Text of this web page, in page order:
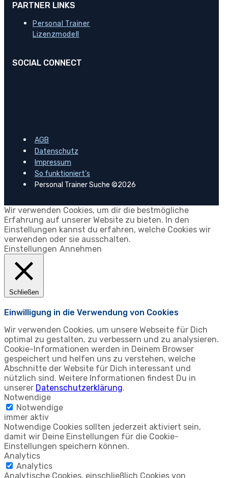
PARTNER LINKS
Personal Trainer
Lizenzmodell
SOCIAL CONNECT
AGB
Datenschutz
Impressum
So funktioniert's
Personal Trainer Suche ©2026
Wir verwenden Cookies, um dir die bestmögliche
Erfahrung auf unserer Website zu bieten. In den
Einstellungen kannst du erfahren, welche Cookies wir
verwenden oder sie ausschalten.
Einstellungen Annehmen
Schließen
Einwilligung in die Verwendung von Cookies
Wir verwenden Cookies, um unsere Webseite für Dich
optimal zu gestalten, zu verbessern und zu analysieren.
Cookie-Informationen werden in Deinem Browser
gespeichert und helfen uns zu verstehen, welche
Abschnitte der Website für Dich interessant und
nützlich sind. Weitere Informationen findest Du in
unserer Datenschutzerklärung.
Notwendige
Notwendige
immer aktiv
Notwendige Cookies sollten jederzeit aktiviert sein,
damit wir Deine Einstellungen für die Cookie-
Einstellungen speichern können.
Analytics
Analytics
Analytische Cookies, einschließlich Cookies von